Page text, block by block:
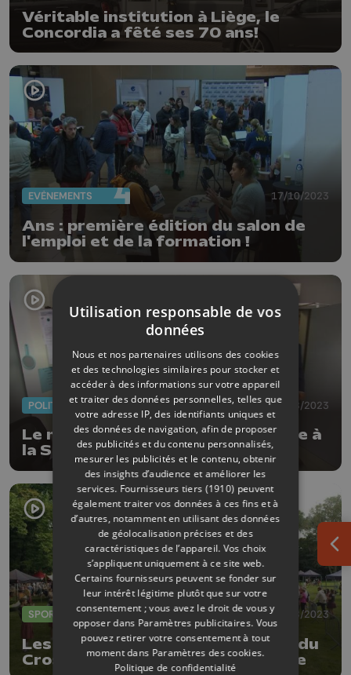
Véritable institution à Liège, le
Concordia a fêté ses 70 ans!
EVÈNEMENTS 17/10/2023
Ans : première édition du salon de
l'emploi et de la formation !
POLITIQUE 31/08/2023
Le ministre du Logement en visite à
la Société Logement du Plateau
SPORTS 26/08/2023
Les Highland Games ou l'éventail du
CrossFit sous un angle folklorique
Utilisation responsable de vos
données
Nous et nos partenaires utilisons des cookies
et des technologies similaires pour stocker et
accéder à des informations sur votre appareil
et traiter des données personnelles, telles que
votre adresse IP, des identifiants uniques et
des données de navigation, afin de proposer
des publicités et du contenu personnalisés,
mesurer les publicités et le contenu, obtenir
des insights d’audience et améliorer les
services. Fournisseurs tiers (1910) peuvent
également traiter vos données à ces fins et à
d’autres, notamment en utilisant des données
de géolocalisation précises et des
caractéristiques de l’appareil. Vos choix
s’appliquent uniquement à ce site web.
Certains fournisseurs peuvent se fonder sur
leur intérêt légitime plutôt que sur votre
consentement ; vous avez le droit de vous y
opposer dans Paramètres publicitaires. Vous
pouvez retirer votre consentement à tout
moment dans Paramètres des cookies.
Politique de confidentialité